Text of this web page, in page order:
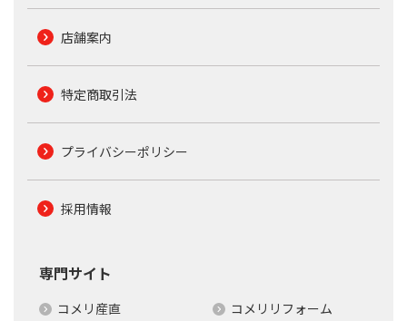
店舗案内
特定商取引法
プライバシーポリシー
採用情報
専門サイト
コメリ産直 コメリリフォーム